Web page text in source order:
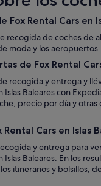
Rental Cars en
recogida de coches de
moda y los aeropuertos.
de Fox Rental
recogida y entrega y
Baleares con
precio por día y otras
Cars en Islas
y entrega para
Baleares. En los
itinerarios y bolsillos,